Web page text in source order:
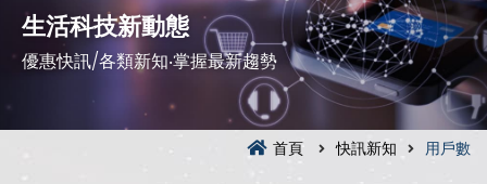
生活科技新動態
優惠快訊/各類新知‧掌握最新趨勢
首頁 快訊新知 用戶數